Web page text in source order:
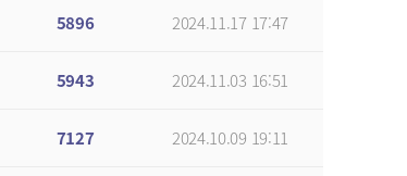
5896 2024.11.17 17:47
5943 2024.11.03 16:51
7127 2024.10.09 19:11